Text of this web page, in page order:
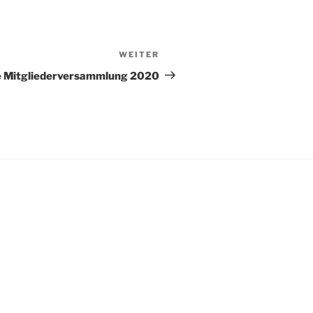
Beitrag
WEITER
Mitgliederversammlung 2020